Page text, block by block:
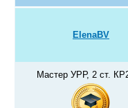
ElenaBV
Мастер УРР, 2 ст.